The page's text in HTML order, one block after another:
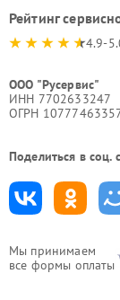
Мы принимаем
все формы оплаты
Рейтинг
4.9-
ООО "Русервис"
ИНН 7702633247
ОГРН
Поделиться в соц.